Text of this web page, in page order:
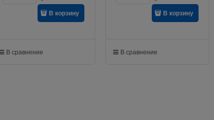
В корзину
В сравнение
В корзину
В сравнение